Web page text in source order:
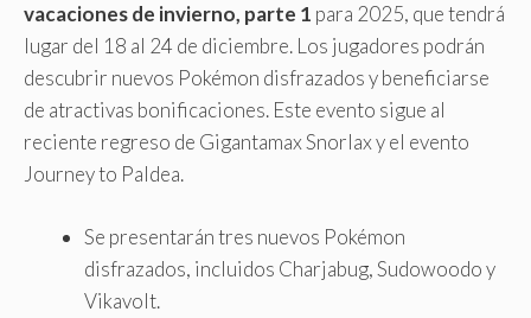
vacaciones de invierno, parte 1 para 2025, que tendrá
lugar del 18 al 24 de diciembre. Los jugadores podrán
descubrir nuevos Pokémon disfrazados y beneficiarse
de atractivas bonificaciones. Este evento sigue al
reciente regreso de Gigantamax Snorlax y el evento
Journey to Paldea.
Se presentarán tres nuevos Pokémon
disfrazados, incluidos Charjabug, Sudowoodo y
Vikavolt.